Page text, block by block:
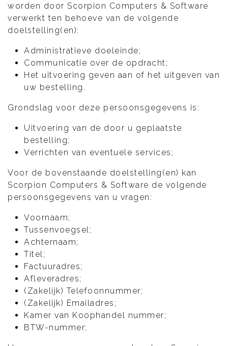
worden door Scorpion Computers & Software
verwerkt ten behoeve van de volgende
doelstelling(en):
Administratieve doeleinde;
Communicatie over de opdracht;
Het uitvoering geven aan of het uitgeven van
uw bestelling.
Grondslag voor deze persoonsgegevens is:
Uitvoering van de door u geplaatste
bestelling;
Verrichten van eventuele services;
Voor de bovenstaande doelstelling(en) kan
Scorpion Computers & Software de volgende
persoonsgegevens van u vragen:
Voornaam;
Tussenvoegsel;
Achternaam;
Titel;
Factuuradres;
Afleveradres;
(Zakelijk) Telefoonnummer;
(Zakelijk) Emailadres;
Kamer van Koophandel nummer;
BTW-nummer;